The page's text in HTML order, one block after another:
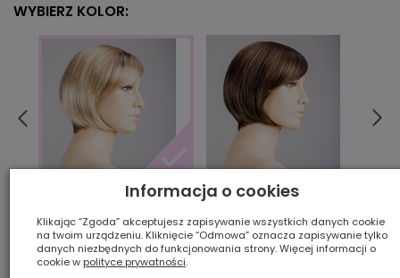
WYBIERZ KOLOR:
sandyblonde/rooted
chocolate/rooted
Ilość szt.:
Informacja o cookies
Klikając “Zgoda” akceptujesz zapisywanie wszystkich danych cookie
na twoim urządzeniu. Kliknięcie “Odmowa” oznacza zapisywanie tylko
danych niezbędnych do funkcjonowania strony. Więcej informacji o
cookie w polityce prywatności.